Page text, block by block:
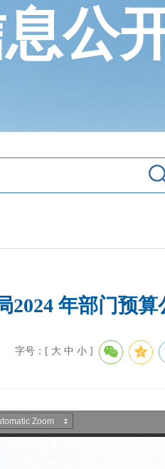
公
2024 年部门预算
字号：[ 大 中 小 ]